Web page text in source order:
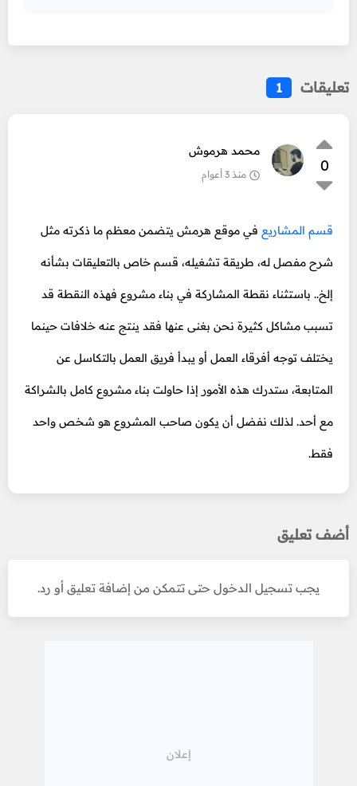
تعليقات 1
0
محمد هرموش
منذ 3 أعوام
قسم المشاريع في موقع هرمش يتضمن معظم ما ذكرته مثل
شرح مفصل له، طريقة تشغيله، قسم خاص بالتعليقات بشأنه
إلخ.. باستثناء نقطة المشاركة في بناء مشروع فهذه النقطة قد
تسبب مشاكل كثيرة نحن بغنى عنها فقد ينتج عنه خلافات حينما
يختلف توجه أفرقاء العمل أو يبدأ فريق العمل بالتكاسل عن
المتابعة، ستدرك هذه الأمور إذا حاولت بناء مشروع كامل بالشراكة
مع أحد. لذلك نفضل أن يكون صاحب المشروع هو شخص واحد
فقط.
أضف تعليق
يجب تسجيل الدخول حتى تتمكن من إضافة تعليق أو رد.